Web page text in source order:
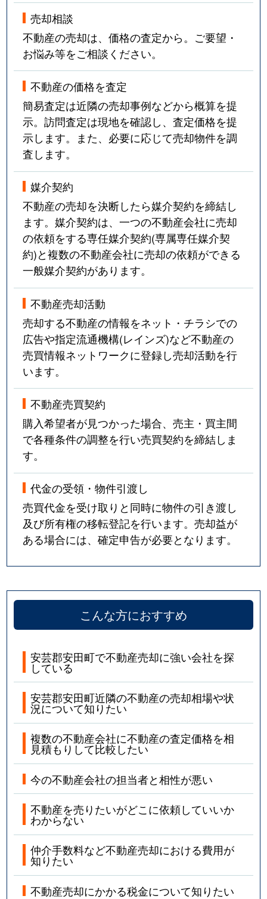
売却相談
不動産の売却は、価格の査定から。ご要望・
お悩み等をご相談ください。
不動産の価格を査定
簡易査定は近隣の売却事例などから概算を提
示。訪問査定は現地を確認し、査定価格を提
示します。また、必要に応じて売却物件を調
査します。
媒介契約
不動産の売却を決断したら媒介契約を締結し
ます。媒介契約は、一つの不動産会社に売却
の依頼をする専任媒介契約(専属専任媒介契
約)と複数の不動産会社に売却の依頼ができる
一般媒介契約があります。
不動産売却活動
売却する不動産の情報をネット・チラシでの
広告や指定流通機構(レインズ)など不動産の
売買情報ネットワークに登録し売却活動を行
います。
不動産売買契約
購入希望者が見つかった場合、売主・買主間
で各種条件の調整を行い売買契約を締結しま
す。
代金の受領・物件引渡し
売買代金を受け取りと同時に物件の引き渡し
及び所有権の移転登記を行います。売却益が
ある場合には、確定申告が必要となります。
こんな方におすすめ
安芸郡安田町で不動産売却に強い会社を探
している
安芸郡安田町近隣の不動産の売却相場や状
況について知りたい
複数の不動産会社に不動産の査定価格を相
見積もりして比較したい
今の不動産会社の担当者と相性が悪い
不動産を売りたいがどこに依頼していいか
わからない
仲介手数料など不動産売却における費用が
知りたい
不動産売却にかかる税金について知りたい